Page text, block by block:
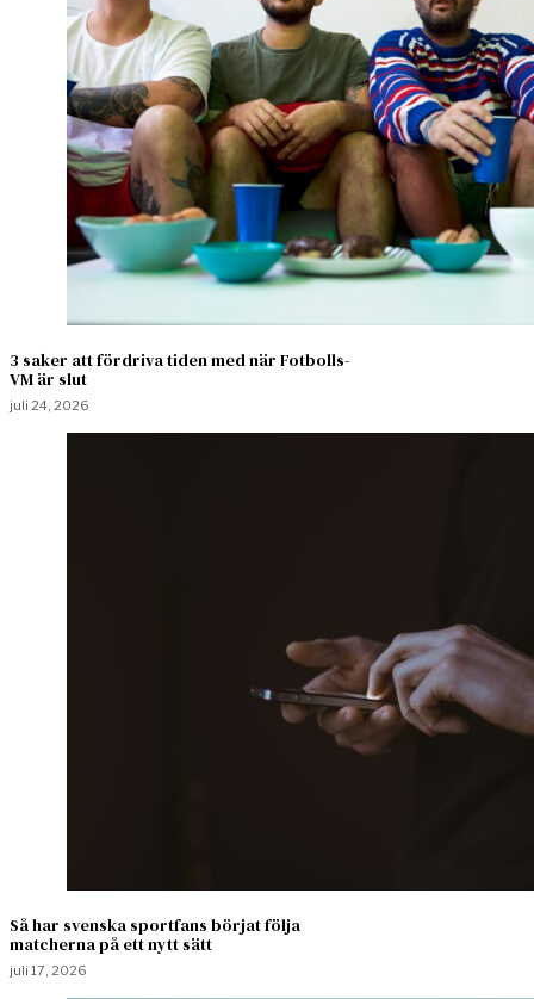
3 saker att fördriva tiden med när Fotbolls-
VM är slut
juli 24, 2026
Så har svenska sportfans börjat följa
matcherna på ett nytt sätt
juli 17, 2026